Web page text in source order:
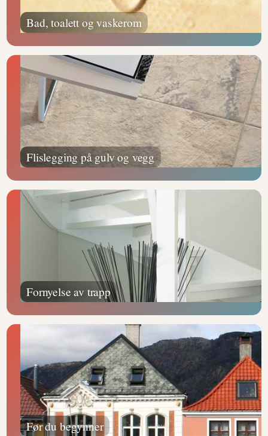
Bad, toalett og vaskerom
Flislegging på gulv og vegg
Fornyelse av trapp
Før du begynner